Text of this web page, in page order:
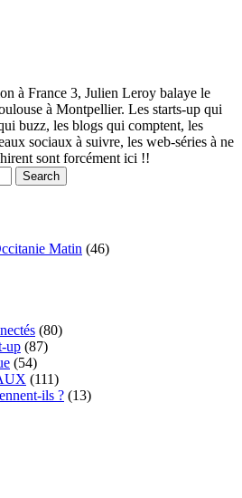
à France 3, Julien Leroy balaye le
à Montpellier. Les starts-up qui
buzz, les blogs qui comptent, les
sociaux à suivre, les web-séries à ne
sont forcément ici !!
Matin (46)
(80)
up (87)
(54)
(111)
ils ? (13)